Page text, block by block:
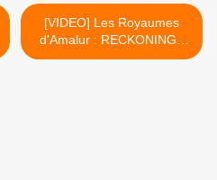
[VIDEO] Les Royaumes
d'Amalur : RECKONING -
"Un Nouveau Monde à